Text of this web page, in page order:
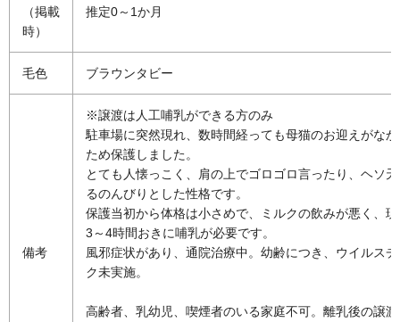
（掲載
時）
推定0～1か月
毛色 ブラウンタビー
備考
※譲渡は人工哺乳ができる方のみ
駐車場に突然現れ、数時間経っても母猫のお迎えがな
ため保護しました。
とても人懐っこく、肩の上でゴロゴロ言ったり、ヘソ
るのんびりとした性格です。
保護当初から体格は小さめで、ミルクの飲みが悪く、
3～4時間おきに哺乳が必要です。
風邪症状があり、通院治療中。幼齢につき、ウイルス
ク未実施。
高齢者、乳幼児、喫煙者のいる家庭不可。離乳後の譲